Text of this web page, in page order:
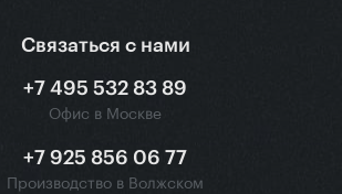
Связаться с нами
+7 495 532 83 89
Офис в Москве
+7 925 856 06 77
Производство в Волжском